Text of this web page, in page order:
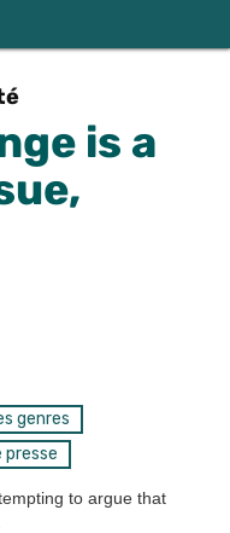
is a
genres
presse
to argue that